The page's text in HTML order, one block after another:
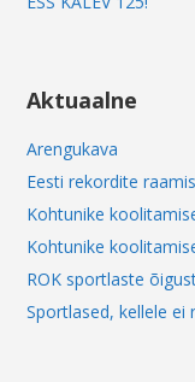
Aktuaalne
Arengukava
Eesti rekordite
Kohtunike
Kohtunike
ROK sportlaste
Sportlased, kellele ei